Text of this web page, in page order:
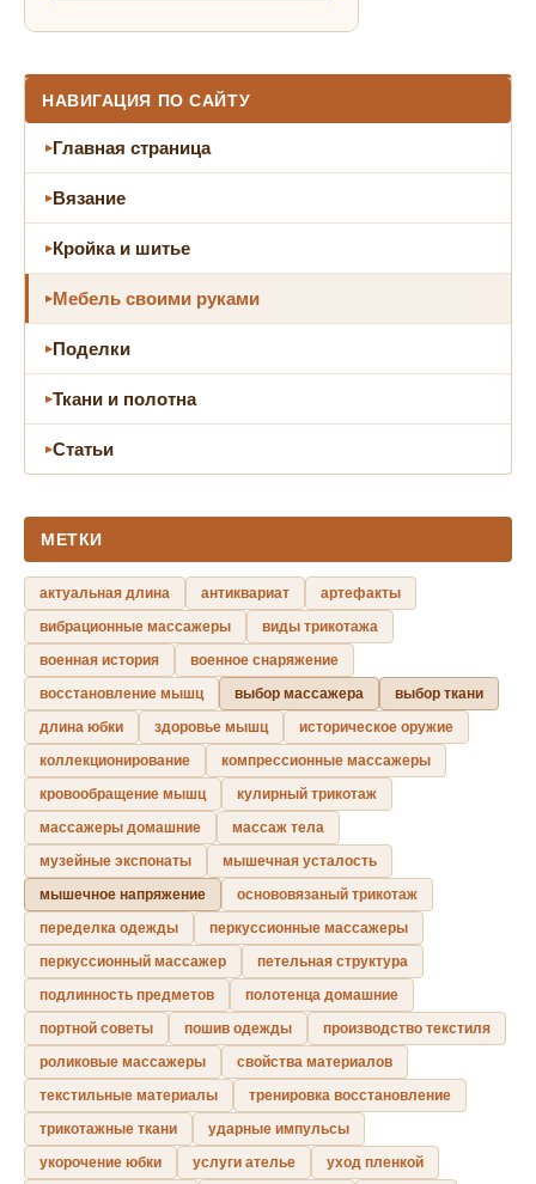
НАВИГАЦИЯ ПО САЙТУ
Главная страница
Вязание
Кройка и шитье
Мебель своими руками
Поделки
Ткани и полотна
Статьи
МЕТКИ
актуальная длина антиквариат
артефакты
вибрационные массажеры
виды трикотажа
военная история
военное снаряжение
восстановление мышц
выбор массажера
выбор ткани
длина юбки
здоровье мышц
историческое оружие
коллекционирование
компрессионные массажеры
кровообращение мышц
кулирный трикотаж
массажеры домашние
массаж тела
музейные экспонаты
мышечная усталость
мышечное напряжение
основовязаный трикотаж
переделка одежды
перкуссионные массажеры
перкуссионный массажер
петельная структура
подлинность предметов
полотенца домашние
портной советы
пошив одежды
производство текстиля
роликовые массажеры
свойства материалов
текстильные материалы
тренировка восстановление
трикотажные ткани
ударные импульсы
укорочение юбки
услуги ателье
уход пленкой